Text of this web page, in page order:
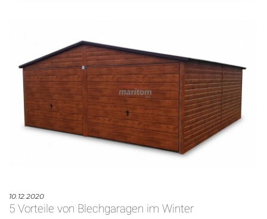
10.12.2020
5 Vorteile von Blechgaragen im Winter